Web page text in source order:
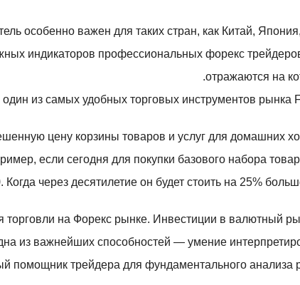
особенно важен для таких стран, как Китай,
индикаторов профессиональных форекс
отражаются на
из самых удобных торговых инструментов рынка
цену корзины товаров и услуг для домашних
если сегодня для покупки базового набора
через десятилетие он будет стоить на 25%
на Форекс рынке. Инвестиции в валютный
из важнейших способностей — умение
помощник трейдера для фундаментального анализа